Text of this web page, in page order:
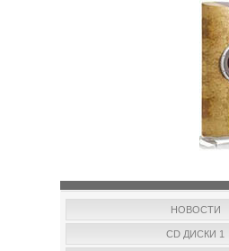
НОВОСТИ
CD ДИСКИ 1